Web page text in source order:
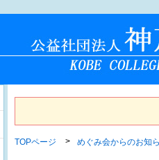
TOPページ めぐみ会からのお知